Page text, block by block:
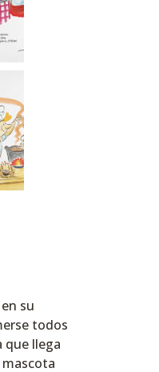
su
todos
que llega